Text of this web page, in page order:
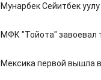
Мунарбек Сейитбек
МФК "Тойота" завоевал
Мексика первой вышла